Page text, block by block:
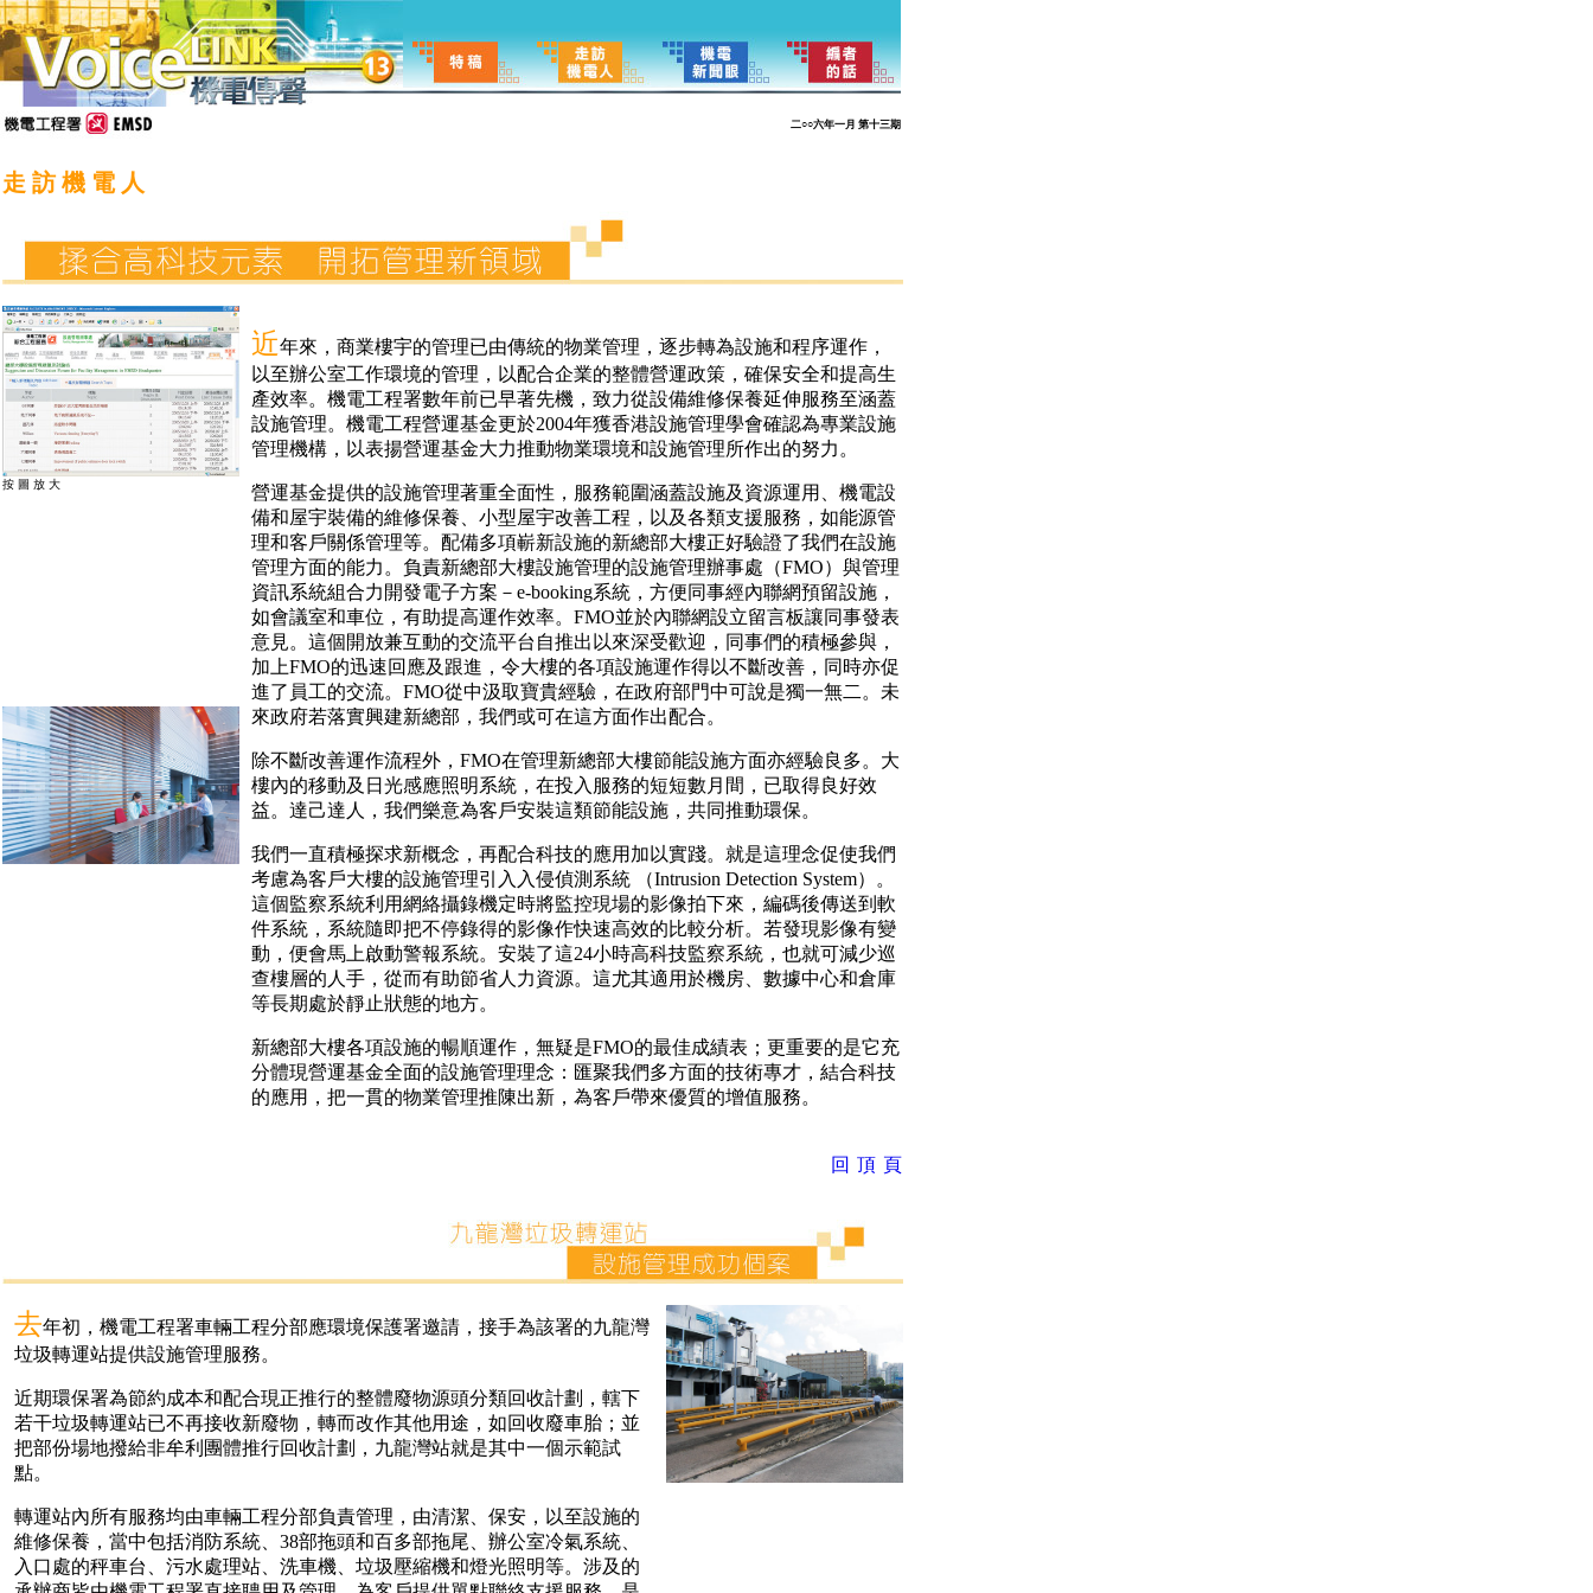
二○○六年一月 第十三期
走 訪 機 電 人
按 圖 放 大
近年來，商業樓宇的管理已由傳統的物業管理，逐步轉為設施和程序運作，
以至辦公室工作環境的管理，以配合企業的整體營運政策，確保安全和提高生
產效率。機電工程署數年前已早著先機，致力從設備維修保養延伸服務至涵蓋
設施管理。機電工程營運基金更於2004年獲香港設施管理學會確認為專業設施
管理機構，以表揚營運基金大力推動物業環境和設施管理所作出的努力。
營運基金提供的設施管理著重全面性，服務範圍涵蓋設施及資源運用、機電設
備和屋宇裝備的維修保養、小型屋宇改善工程，以及各類支援服務，如能源管
理和客戶關係管理等。配備多項嶄新設施的新總部大樓正好驗證了我們在設施
管理方面的能力。負責新總部大樓設施管理的設施管理辦事處（FMO）與管理
資訊系統組合力開發電子方案－e-booking系統，方便同事經內聯網預留設施，
如會議室和車位，有助提高運作效率。FMO並於內聯網設立留言板讓同事發表
意見。這個開放兼互動的交流平台自推出以來深受歡迎，同事們的積極參與，
加上FMO的迅速回應及跟進，令大樓的各項設施運作得以不斷改善，同時亦促
進了員工的交流。FMO從中汲取寶貴經驗，在政府部門中可說是獨一無二。未
來政府若落實興建新總部，我們或可在這方面作出配合。
除不斷改善運作流程外，FMO在管理新總部大樓節能設施方面亦經驗良多。大
樓內的移動及日光感應照明系統，在投入服務的短短數月間，已取得良好效
益。達己達人，我們樂意為客戶安裝這類節能設施，共同推動環保。
我們一直積極探求新概念，再配合科技的應用加以實踐。就是這理念促使我們
考慮為客戶大樓的設施管理引入入侵偵測系統 （Intrusion Detection System）。
這個監察系統利用網絡攝錄機定時將監控現場的影像拍下來，編碼後傳送到軟
件系統，系統隨即把不停錄得的影像作快速高效的比較分析。若發現影像有變
動，便會馬上啟動警報系統。安裝了這24小時高科技監察系統，也就可減少巡
查樓層的人手，從而有助節省人力資源。這尤其適用於機房、數據中心和倉庫
等長期處於靜止狀態的地方。
新總部大樓各項設施的暢順運作，無疑是FMO的最佳成績表；更重要的是它充
分體現營運基金全面的設施管理理念：匯聚我們多方面的技術專才，結合科技
的應用，把一貫的物業管理推陳出新，為客戶帶來優質的增值服務。
回 頂 頁
去年初，機電工程署車輛工程分部應環境保護署邀請，接手為該署的九龍灣
垃圾轉運站提供設施管理服務。
近期環保署為節約成本和配合現正推行的整體廢物源頭分類回收計劃，轄下
若干垃圾轉運站已不再接收新廢物，轉而改作其他用途，如回收廢車胎；並
把部份場地撥給非牟利團體推行回收計劃，九龍灣站就是其中一個示範試
點。
轉運站內所有服務均由車輛工程分部負責管理，由清潔、保安，以至設施的
維修保養，當中包括消防系統、38部拖頭和百多部拖尾、辦公室冷氣系統、
入口處的秤車台、污水處理站、洗車機、垃圾壓縮機和燈光照明等。涉及的